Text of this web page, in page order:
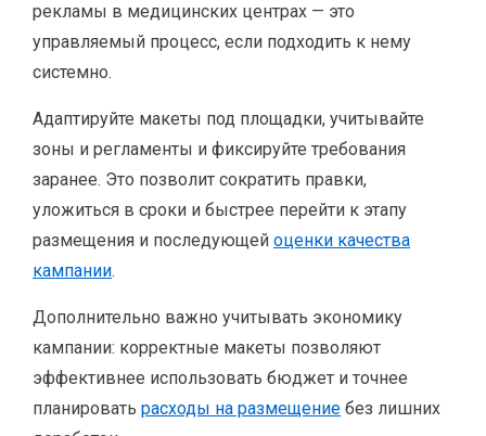
рекламы в медицинских центрах — это
управляемый процесс, если подходить к нему
системно.
Адаптируйте макеты под площадки, учитывайте
зоны и регламенты и фиксируйте требования
заранее. Это позволит сократить правки,
уложиться в сроки и быстрее перейти к этапу
размещения и последующей оценки качества
кампании.
Дополнительно важно учитывать экономику
кампании: корректные макеты позволяют
эффективнее использовать бюджет и точнее
планировать расходы на размещение без лишних